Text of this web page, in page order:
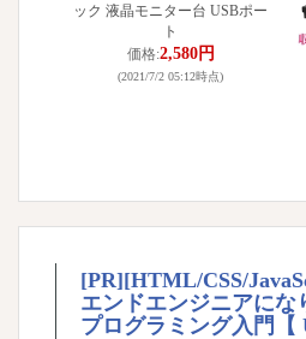
ック 液晶モニター台 USBポー
ト
価格:2,580円
(2021/7/2 05:12時点)
[PR][HTML/CSS/
エンドエンジニアにな
プログラミング入門【